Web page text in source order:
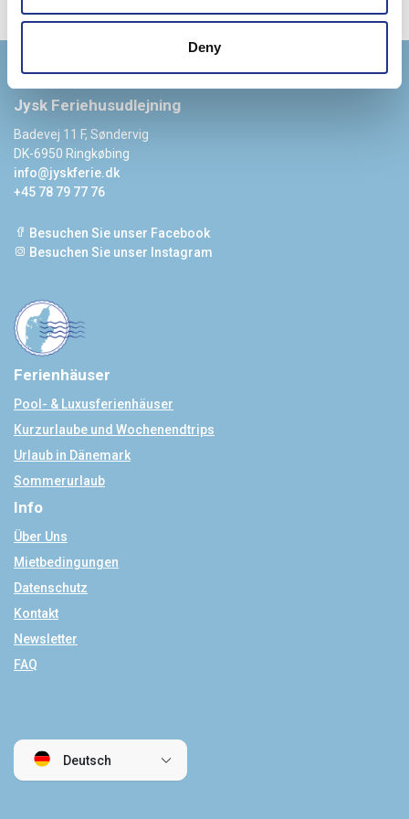
Deny
Jysk Feriehusudlejning
Badevej 11 F, Søndervig
DK-6950 Ringkøbing
info@jyskferie.dk
+45 78 79 77 76
Besuchen Sie unser Facebook
Besuchen Sie unser Instagram
Ferienhäuser
Pool- & Luxusferienhäuser
Kurzurlaube und Wochenendtrips
Urlaub in Dänemark
Sommerurlaub
Info
Über Uns
Mietbedingungen
Datenschutz
Kontakt
Newsletter
FAQ
Deutsch